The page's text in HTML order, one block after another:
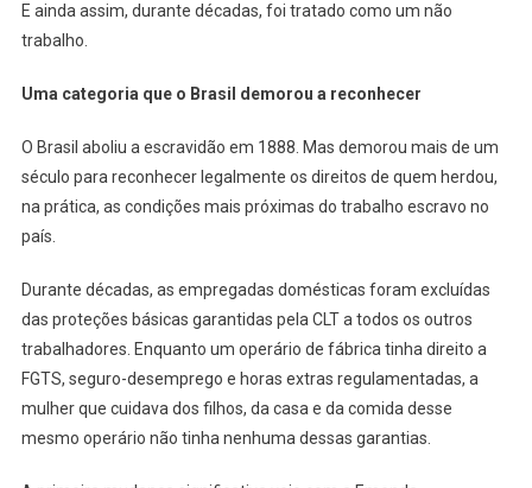
E ainda assim, durante décadas, foi tratado como um não
trabalho.
Uma categoria que o Brasil demorou a reconhecer
O Brasil aboliu a escravidão em 1888. Mas demorou mais de um
século para reconhecer legalmente os direitos de quem herdou,
na prática, as condições mais próximas do trabalho escravo no
país.
Durante décadas, as empregadas domésticas foram excluídas
das proteções básicas garantidas pela CLT a todos os outros
trabalhadores. Enquanto um operário de fábrica tinha direito a
FGTS, seguro-desemprego e horas extras regulamentadas, a
mulher que cuidava dos filhos, da casa e da comida desse
mesmo operário não tinha nenhuma dessas garantias.